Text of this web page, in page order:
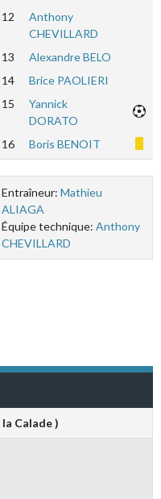
12
Anthony
CHEVILLARD
13
Alexandre BELO
14
Brice PAOLIERI
15
Yannick
DORATO
16
Boris BENOIT
Entraîneur: Mathieu
ALIAGA
Équipe technique: Anthony
CHEVILLARD
Calade )